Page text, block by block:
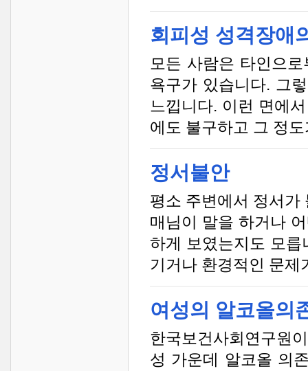
회피성 성격장애
모든 사람은 타인으
욕구가 있습니다. 그
느낍니다. 이런 면에
에도 불구하고 그 정
정서불안
평소 주변에서 정서가
매님이 말을 하거나
하게 보였는지도 모
기거나 환경적인 문제
여성의 알코올의
한국보건사회연구원
성 가운데 알코올 의